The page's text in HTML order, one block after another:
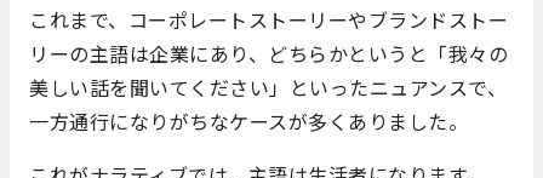
これまで、コーポレートストーリーやブランドストー
リーの主語は企業にあり、どちらかというと「我々の
美しい話を聞いてください」といったニュアンスで、
一方通行になりがちなケースが多くありました。